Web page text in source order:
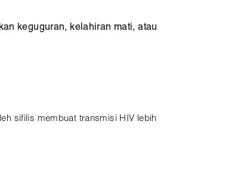
keguguran, kelahiran mati, atau
sifilis membuat transmisi HIV lebih